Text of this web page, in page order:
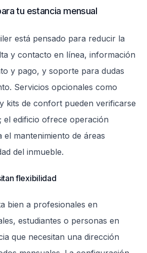
tu estancia mensual
está pensado para reducir la
y contacto en línea, información
y pago, y soporte para dudas
Servicios opcionales como
kits de confort pueden verificarse
el edificio ofrece operación
el mantenimiento de áreas
del inmueble.
flexibilidad
bien a profesionales en
estudiantes o personas en
que necesitan una dirección